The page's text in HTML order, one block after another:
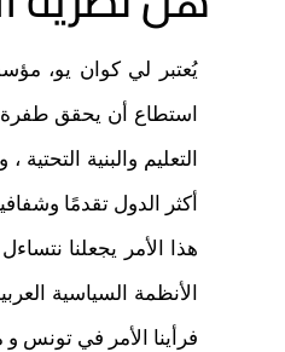
يُعتبر لي كوان يو،
استطاع أن يحقق طفرة
التعليم والبنية
أكثر الدول تقدمًا
هذا الأمر يجعلنا
الأنظمة السياسية
فرأينا الأمر في تونس و